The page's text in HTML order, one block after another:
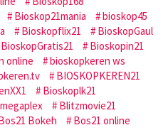
Bioskop21mania
bioskop45
Bioskopflix21
BioskopGaul
BioskopGratis21
Bioskopin21
online
bioskopkeren ws
BIOSKOPKEREN21
Bioskoplk21
Blitzmovie21
Bokeh
Bos21 online